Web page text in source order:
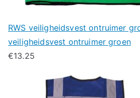
RWS veiligheidsvest ontruimer
veiligheidsvest ontruimer groen
€13.25